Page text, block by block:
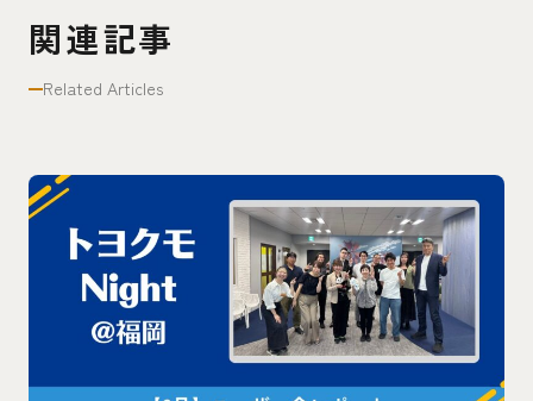
関連記事
Related Articles